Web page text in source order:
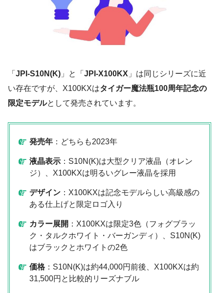
「 JPI-S10N(K) 」と「 JPI-X100KX 」は同じシリーズに近
い存在ですが、X100KXはタイガー魔法瓶100周年記念の
限定モデルとして発売されています。
発売年 ：どちらも2023年
液晶表示 ：S10N(K)は大型クリア液晶（オレン
ジ）、X100KXは明るいグレー液晶を採用
デザイン ：X100KXは記念モデルらしい高級感の
ある仕上げと限定ロゴ入り
カラー展開 ：X100KXは限定3色（フォグブラッ
ク・タルクホワイト・バーガンディ）、S10N(K)
はブラックとホワイトの2色
価格 ：S10N(K)は約44,000円前後、X100KXは約
31,500円と比較的リーズナブル